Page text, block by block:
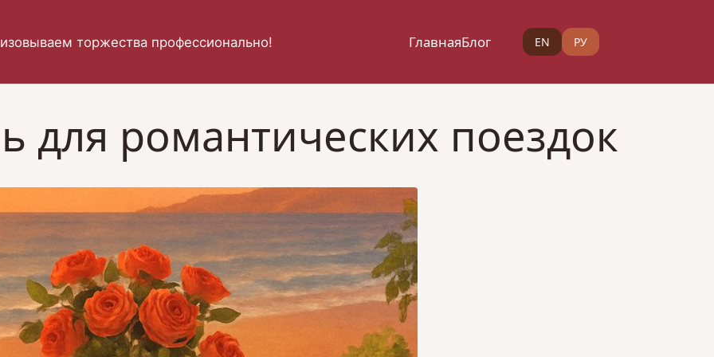
торжества профессионально! ГлавнаяБлог EN РУ
для романтических поездок